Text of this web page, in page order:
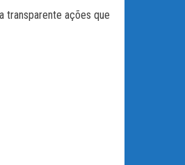
transparente ações que